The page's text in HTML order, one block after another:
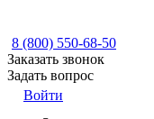
8 (800) 550-68-50
Заказать звонок
Задать вопрос
Войти